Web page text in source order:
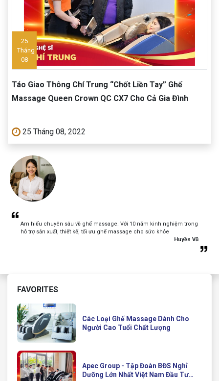
25
Tháng
08
Táo Giao Thông Chí Trung “Chốt Liền Tay” Ghế
Massage Queen Crown QC CX7 Cho Cả Gia Đình
25 Tháng 08, 2022
Am hiểu chuyên sâu về ghế massage. Với 10 năm kinh nghiệm trong
hỗ trợ sản xuất, thiết kế, tối ưu ghế massage cho sức khỏe
Huyền Vũ
FAVORITES
Các Loại Ghế Massage Dành Cho
Người Cao Tuổi Chất Lượng
Apec Group - Tập Đoàn BĐS Nghỉ
Dưỡng Lớn Nhất Việt Nam Đầu Tư